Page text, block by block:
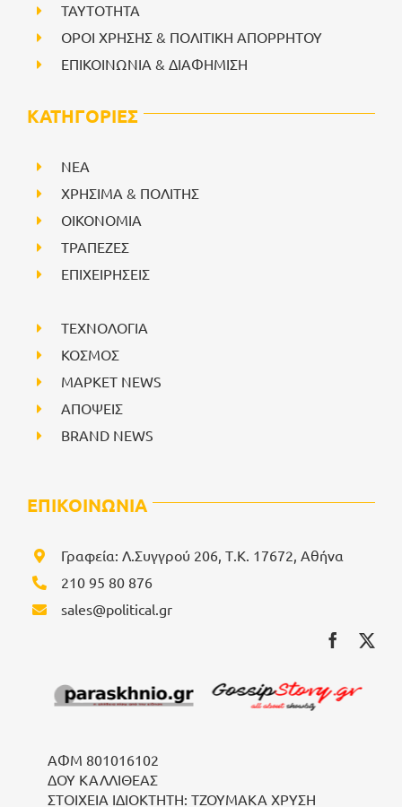
ΤΑΥΤΟΤΗΤΑ
ΟΡΟΙ ΧΡΗΣΗΣ & ΠΟΛΙΤΙΚΗ ΑΠΟΡΡΗΤΟΥ
ΕΠΙΚΟΙΝΩΝΙΑ & ΔΙΑΦΗΜΙΣΗ
ΚΑΤΗΓΟΡΙΕΣ
NEA
ΧΡΗΣΙΜΑ & ΠΟΛΙΤΗΣ
ΟΙΚΟΝΟΜΙΑ
ΤΡΑΠΕΖΕΣ
ΕΠΙΧΕΙΡΗΣΕΙΣ
ΤΕΧΝΟΛΟΓΙΑ
ΚΟΣΜΟΣ
ΜΑΡΚΕΤ NEWS
ΑΠΟΨΕΙΣ
BRAND NEWS
ΕΠΙΚΟΙΝΩΝΙΑ
Γραφεία: Λ.Συγγρού 206, Τ.Κ. 17672, Αθήνα
210 95 80 876
sales@political.gr
ΑΦΜ 801016102
ΔΟΥ ΚΑΛΛΙΘΕΑΣ
ΣΤΟΙΧΕΙΑ ΙΔΙΟΚΤΗΤΗ: ΤΖΟΥΜΑΚΑ ΧΡΥΣΗ